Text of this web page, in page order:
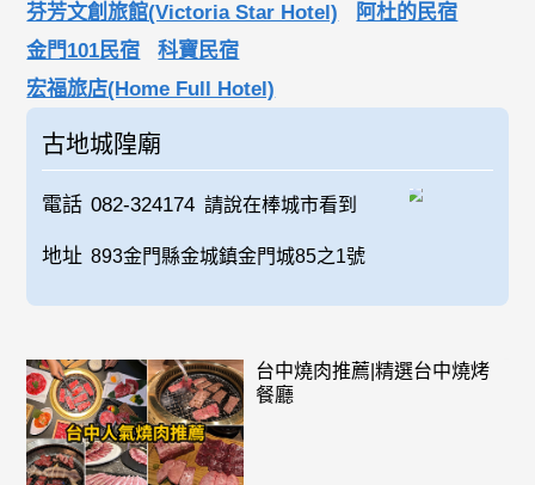
芬芳文創旅館(Victoria Star Hotel)
阿杜的民宿
金門101民宿
科寶民宿
宏福旅店(Home Full Hotel)
古地城隍廟
電話 082-324174 請說在棒城市看到
地址 893金門縣金城鎮金門城85之1號
台中燒肉推薦|精選台中燒烤
餐廳